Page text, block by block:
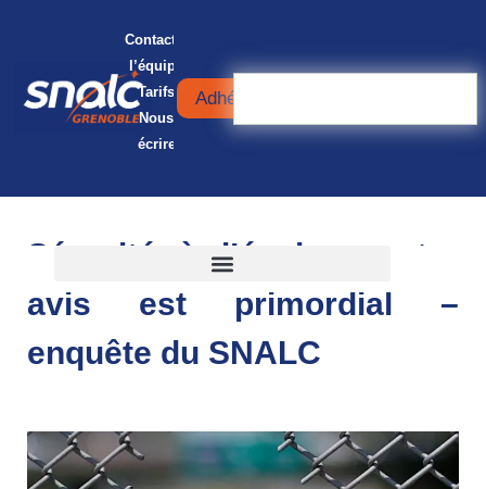
Contacter
l’équipe
Tarifs
Nous
écrire
Adhérer
Sécurité à l’école : votre
avis est primordial –
enquête du SNALC